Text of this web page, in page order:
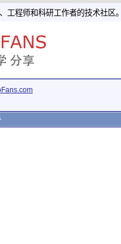
工程师和科研工作者的技术社区